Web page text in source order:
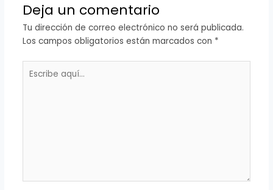
Deja un comentario
Tu dirección de correo electrónico no será publicada.
Los campos obligatorios están marcados con *
aquí...